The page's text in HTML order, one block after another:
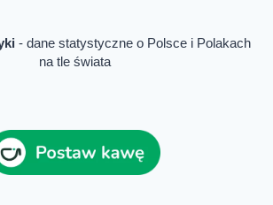
- dane statystyczne o Polsce i Polakach
na tle świata